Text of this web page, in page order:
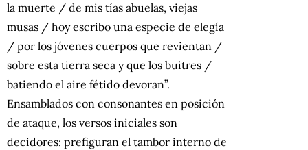
la muerte / de mis tías abuelas, viejas
musas / hoy escribo una especie de elegía
/ por los jóvenes cuerpos que revientan /
sobre esta tierra seca y que los buitres /
batiendo el aire fétido devoran”.
Ensamblados con consonantes en posición
de ataque, los versos iniciales son
decidores: prefiguran el tambor interno de